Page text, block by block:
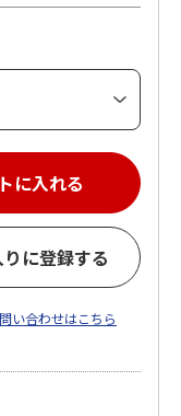
に入れる
に登録する
い合わせはこちら